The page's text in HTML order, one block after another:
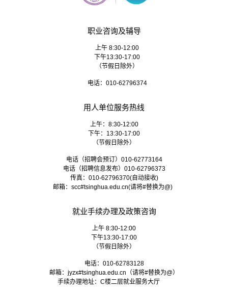
职业咨询及辅导
上午 8:30-12:00
下午13:30-17:00
（节假日除外）
电话：010-62796374
用人单位服务热线
上午：8:30-12:00
下午：13:30-17:00
（节假日除外）
电话（招聘会预订）010-62773164
电话（招聘信息发布）010-62796373
传真：010-62796370(自动接收)
邮箱： scc#tsinghua.edu.cn(请将#替换为@)
就业手续办理及政策咨询
上午 8:30-12:00
下午13:30-17:00
（节假日除外）
电话：010-62783128
邮箱： jyzx#tsinghua.edu.cn （请将#替换为@）
手续办理地址：C楼二层就业服务大厅